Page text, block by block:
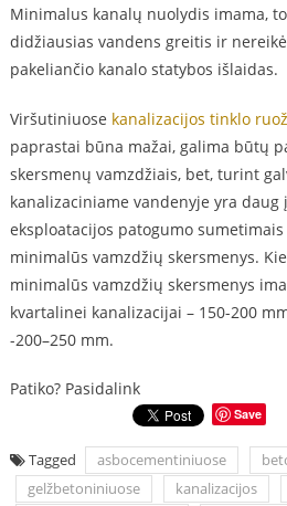
Minimalus kanalų nuolydis imama,
didžiausias vandens greitis ir
pakeliančio kanalo statybos išlaidas.
Viršutiniuose kanalizacijos tinklo
paprastai būna mažai, galima būtų
skersmenų vamzdžiais, bet, turint
kanalizaciniame vandenyje yra
eksploatacijos patogumo
minimalūs vamzdžių skersmenys.
minimalūs vamzdžių skersmenys
kvartalinei kanalizacijai – 150-200
-200–250 mm.
Patiko? Pasidalink
Save
Tagged asbocementiniuose
gelžbetoniniuose
kanalizacijos